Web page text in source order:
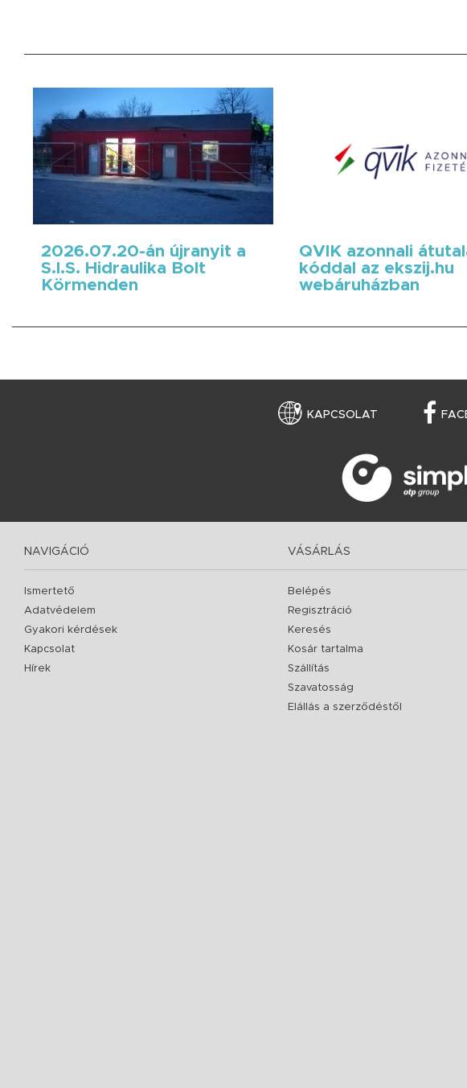
2026.07.20-án újranyit a
S.I.S. Hidraulika Bolt
Körmenden
QVIK azonnali
kóddal az ekszij.hu
webáruházban
KAPCSOLAT
NAVIGÁCIÓ
Ismertető
Adatvédelem
Gyakori kérdések
Kapcsolat
Hírek
VÁSÁRLÁS
Belépés
Regisztráció
Keresés
Kosár tartalma
Szállítás
Szavatosság
Elállás a szerződéstől